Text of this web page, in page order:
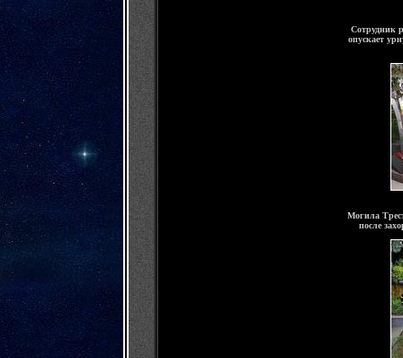
Сотрудник
опускает
Могила
после